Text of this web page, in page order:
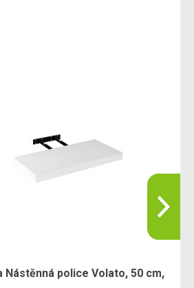
Nástěnná police Volato, 50 cm,